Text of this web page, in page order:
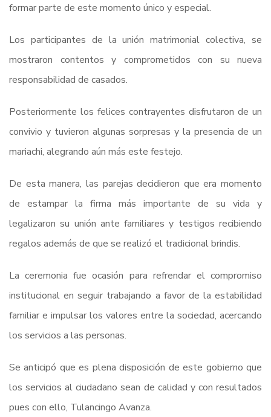
formar parte de este momento único y especial.
Los participantes de la unión matrimonial colectiva, se
mostraron contentos y comprometidos con su nueva
responsabilidad de casados.
Posteriormente los felices contrayentes disfrutaron de un
convivio y tuvieron algunas sorpresas y la presencia de un
mariachi, alegrando aún más este festejo.
De esta manera, las parejas decidieron que era momento
de estampar la firma más importante de su vida y
legalizaron su unión ante familiares y testigos recibiendo
regalos además de que se realizó el tradicional brindis.
La ceremonia fue ocasión para refrendar el compromiso
institucional en seguir trabajando a favor de la estabilidad
familiar e impulsar los valores entre la sociedad, acercando
los servicios a las personas.
Se anticipó que es plena disposición de este gobierno que
los servicios al ciudadano sean de calidad y con resultados
pues con ello, Tulancingo Avanza.